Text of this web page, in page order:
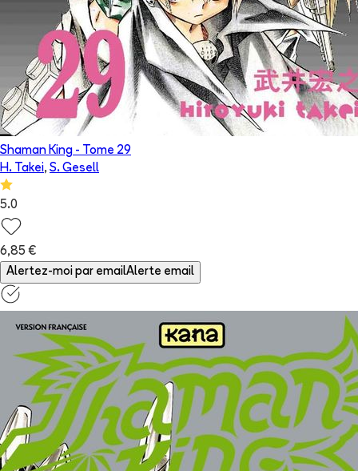
Shaman King - Tome 29
H. Takei, S. Gesell
5.0
6,85 €
Alertez-moi par emailAlerte email